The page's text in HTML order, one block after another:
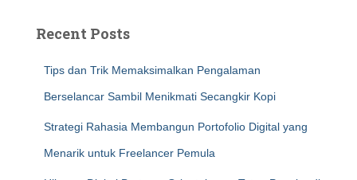
Recent Posts
Tips dan Trik Memaksimalkan Pengalaman
Berselancar Sambil Menikmati Secangkir Kopi
Strategi Rahasia Membangun Portofolio Digital yang
Menarik untuk Freelancer Pemula